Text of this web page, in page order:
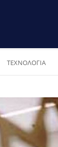
ΤΕΧΝΟΛΟΓΙΑ